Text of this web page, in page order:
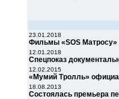
23.01.2018
Фильмы «SOS Матросу»
12.01.2018
Спецпоказ
12.02.2015
«Мумий Тролль»
18.08.2013
Состоялась премьера